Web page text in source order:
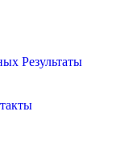
Результаты